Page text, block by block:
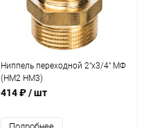
Ниппель переходной 2"х3/4" МФ
(НМ2 НМ3)
414 ₽/ шт